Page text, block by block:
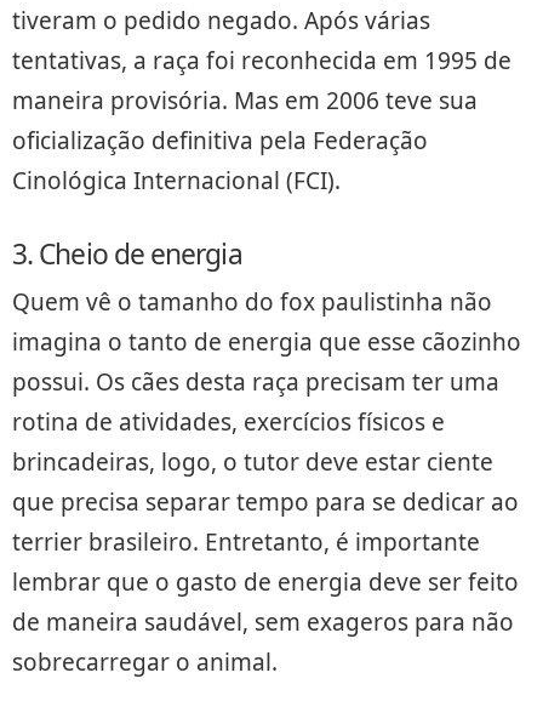
tiveram o pedido negado. Após várias
tentativas, a raça foi reconhecida em 1995 de
maneira provisória. Mas em 2006 teve sua
oficialização definitiva pela Federação
Cinológica Internacional (FCI).
3. Cheio de energia
Quem vê o tamanho do fox paulistinha não
imagina o tanto de energia que esse cãozinho
possui. Os cães desta raça precisam ter uma
rotina de atividades, exercícios físicos e
brincadeiras, logo, o tutor deve estar ciente
que precisa separar tempo para se dedicar ao
terrier brasileiro. Entretanto, é importante
lembrar que o gasto de energia deve ser feito
de maneira saudável, sem exageros para não
sobrecarregar o animal.